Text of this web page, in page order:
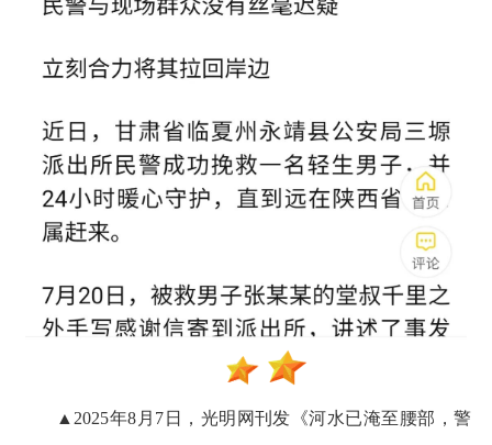
▲2025年8月7日，光明网刊发《河水已淹至腰部，警